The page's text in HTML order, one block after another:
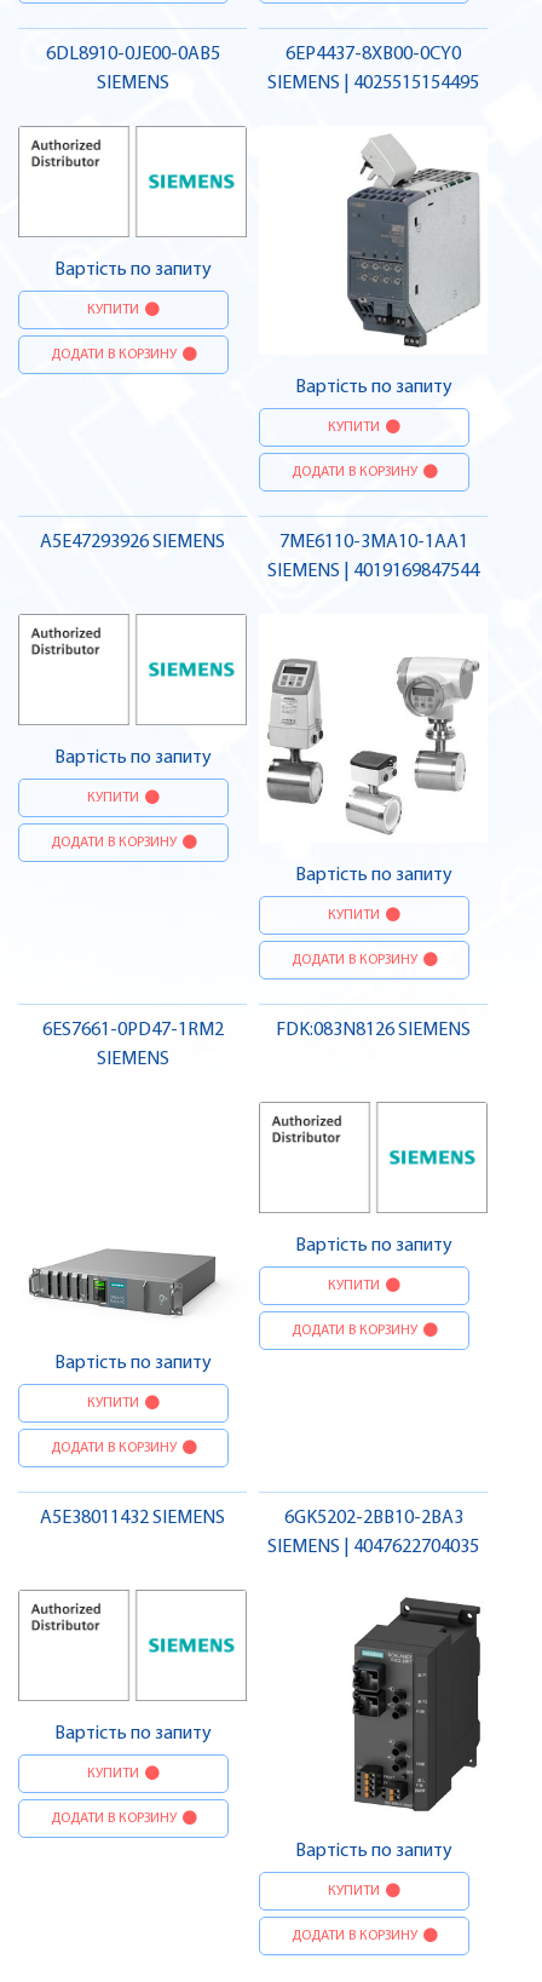
6DL8910-0JE00-0AB5
SIEMENS
Вартість по запиту
КУПИТИ
ДОДАТИ В КОРЗИНУ
6EP4437-8XB00-0CY0
SIEMENS | 4025515154495
Вартість по запиту
КУПИТИ
ДОДАТИ В КОРЗИНУ
A5E47293926 SIEMENS
Вартість по запиту
КУПИТИ
ДОДАТИ В КОРЗИНУ
7ME6110-3MA10-1AA1
SIEMENS | 4019169847544
Вартість по запиту
КУПИТИ
ДОДАТИ В КОРЗИНУ
6ES7661-0PD47-1RM2
SIEMENS
Вартість по запиту
КУПИТИ
ДОДАТИ В КОРЗИНУ
FDK:083N8126 SIEMENS
Вартість по запиту
КУПИТИ
ДОДАТИ В КОРЗИНУ
A5E38011432 SIEMENS
Вартість по запиту
КУПИТИ
ДОДАТИ В КОРЗИНУ
6GK5202-2BB10-2BA3
SIEMENS | 4047622704035
Вартість по запиту
КУПИТИ
ДОДАТИ В КОРЗИНУ